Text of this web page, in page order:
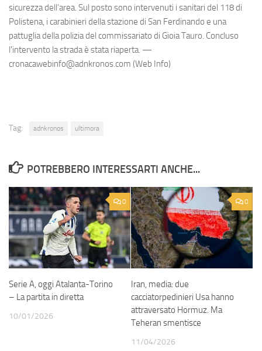
sicurezza dell’area. Sul posto sono intervenuti i sanitari del 118 di
Polistena, i carabinieri della stazione di San Ferdinando e una
pattuglia della polizia del commissariato di Gioia Tauro. Concluso
l'intervento la strada è stata riaperta. —
cronacawebinfo@adnkronos.com (Web Info)
Tag: adnkronos ultimora
POTREBBERO INTERESSARTI ANCHE...
0
Serie A, oggi Atalanta-Torino
– La partita in diretta
10/01/2026
0
Iran, media: due
cacciatorpedinieri Usa hanno
attraversato Hormuz. Ma
Teheran smentisce
11/04/2026